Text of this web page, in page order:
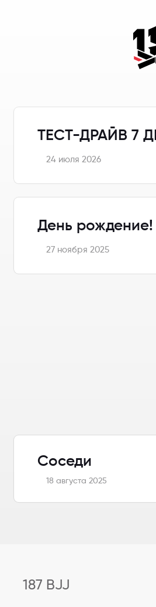
ТЕСТ-ДРАЙВ 7
24 июля 2026
День рождение!
27 ноября 2025
Соседи
18 августа 2025
187 BJJ